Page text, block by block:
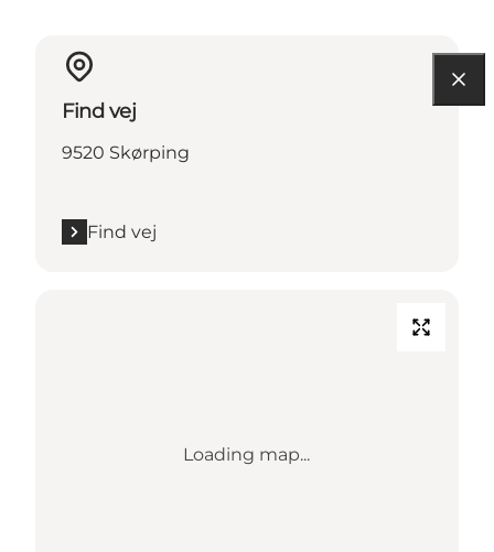
Find vej
9520 Skørping
Find vej
Loading map...